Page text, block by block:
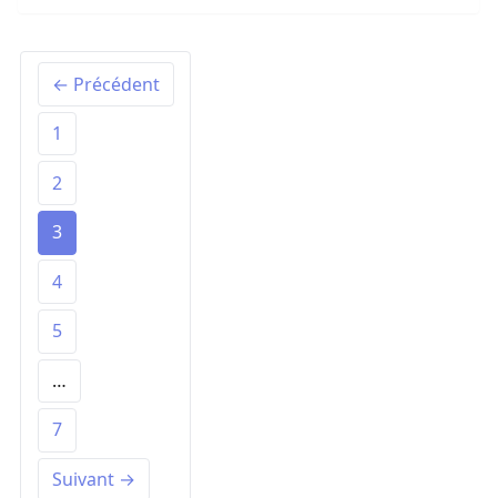
← Précédent
1
2
3
4
5
…
7
Suivant →